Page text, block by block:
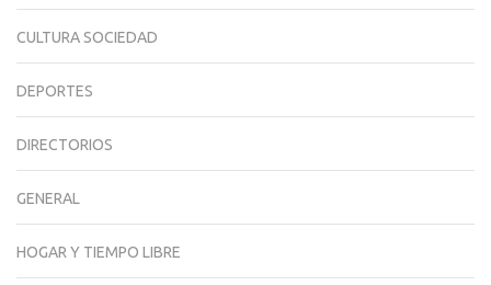
CULTURA SOCIEDAD
DEPORTES
DIRECTORIOS
GENERAL
HOGAR Y TIEMPO LIBRE